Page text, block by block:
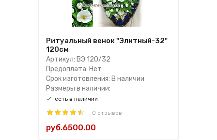
Ритуальный венок "Элитный-32"
120см
Артикул: ВЭ 120/32
Предоплата: Нет
Срок изготовления: В наличии
Размеры в наличии:
есть в наличии
0 отзывов
руб.6500.00